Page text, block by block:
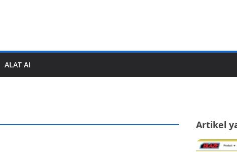
ALAT AI
Artikel